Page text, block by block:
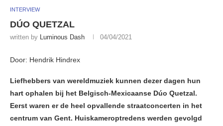
INTERVIEW
DÚO QUETZAL
written by Luminous Dash 04/04/2021
Door: Hendrik Hindrex
Liefhebbers van wereldmuziek kunnen dezer dagen hun
hart ophalen bij het Belgisch-Mexicaanse Dúo Quetzal.
Eerst waren er de heel opvallende straatconcerten in het
centrum van Gent. Huiskameroptredens werden gevolgd